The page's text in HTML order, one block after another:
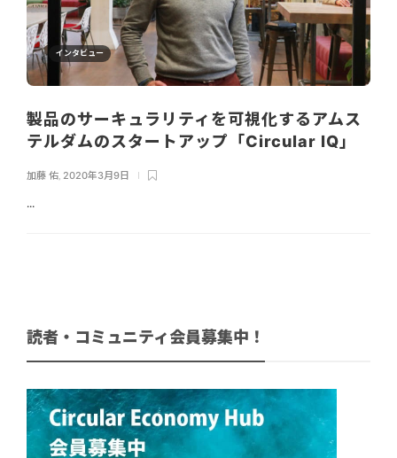
インタビュー
製品のサーキュラリティを可視化するアムス
テルダムのスタートアップ「Circular IQ」
加藤 佑 2020年3月9日
...
読者・コミュニティ会員募集中！